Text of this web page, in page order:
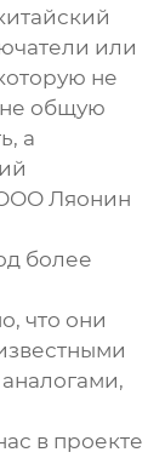
или
не
общую
а
Ляонин
более
что они
в проекте